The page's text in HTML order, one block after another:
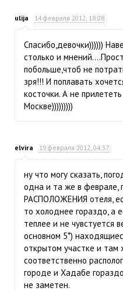
ulija 14 февраля 2012, 18:08
Спасибо,девочки))))))
столько и
побольше,чтоб не
зря!!! И поплавать
косточки. А не
Москве)))))))))
elvira 19 февраля 2012, 04:37
ну что могу сказать,
одна и та же в феврале,
РАСПОЛОЖЕНИЯ отеля,
то холоднее гораздо, а
теплее и не чувстуется
основном 5*)
открытом участке и там
соответственно
городе и Хадабе
не заметен.